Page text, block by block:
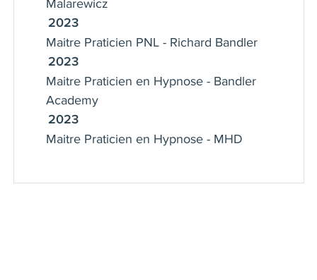
Malarewicz
2023
Maitre Praticien PNL - Richard Bandler
2023
Maitre Praticien en Hypnose - Bandler
Academy
2023
Maitre Praticien en Hypnose - MHD